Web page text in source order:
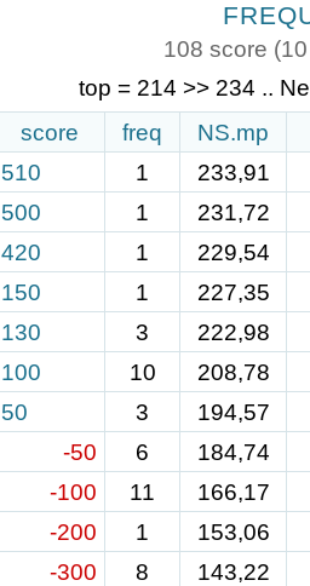
108 score
top = 214 >> 234 ..
score
freq
NS.mp
510
1
233,91
500
1
231,72
420
1
229,54
150
1
227,35
130
3
222,98
100
10
208,78
50
3
194,57
-50
6
184,74
-100
11
166,17
-200
1
153,06
-300
8
143,22